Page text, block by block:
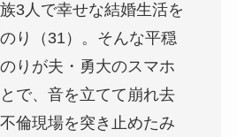
3人で幸せな結婚生活を
り（31）。そんな平穏
りが夫・勇大のスマホ
で、音を立てて崩れ去
倫現場を突き止めたみ